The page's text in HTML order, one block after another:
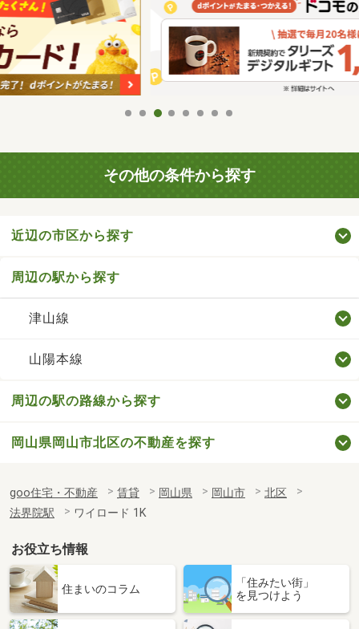
その他の条件から探す
近辺の市区から探す
周辺の駅から探す
津山線
山陽本線
周辺の駅の路線から探す
岡山県岡山市北区の不動産を探す
goo住宅・不動産 賃貸 岡山県 岡山市
北区
法界院駅
ワイロード 1K
お役立ち情報
住まいのコラム
「住みたい街」
を見つけよう